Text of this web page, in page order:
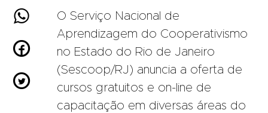



O Serviço Nacional de
Aprendizagem do Cooperativismo
no Estado do Rio de Janeiro
(Sescoop/RJ) anuncia a oferta de
cursos gratuitos e on-line de
capacitação em diversas áreas do